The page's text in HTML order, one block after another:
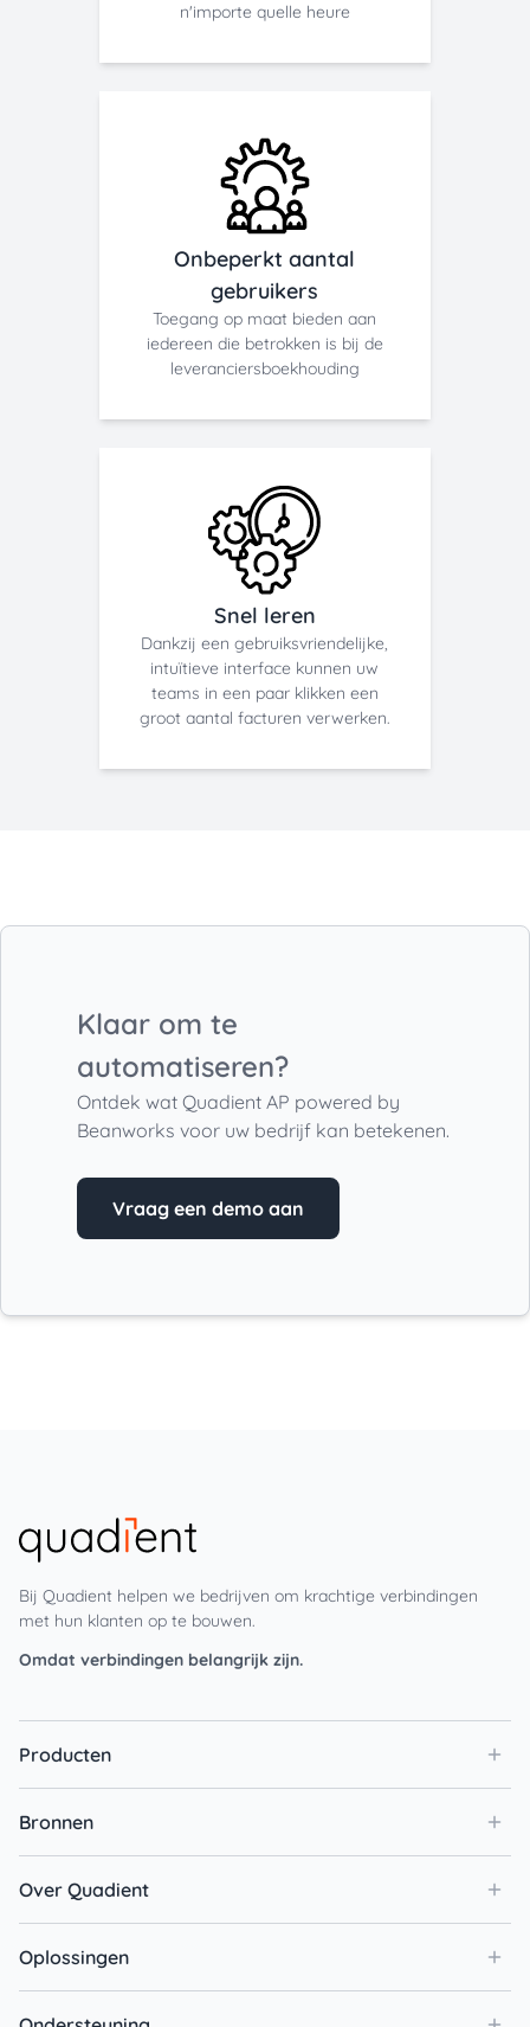
n'importe quelle heure
Onbeperkt aantal
gebruikers
Toegang op maat bieden aan
iedereen die betrokken is bij de
leveranciersboekhouding
Snel leren
Dankzij een gebruiksvriendelijke,
intuïtieve interface kunnen uw
teams in een paar klikken een
groot aantal facturen verwerken.
Klaar om te
automatiseren?
Ontdek wat Quadient AP powered by
Beanworks voor uw bedrijf kan betekenen.
Vraag een demo aan
Bij Quadient helpen we bedrijven om krachtige verbindingen
met hun klanten op te bouwen.
Omdat verbindingen belangrijk zijn.
Producten
Bronnen
Over Quadient
Oplossingen